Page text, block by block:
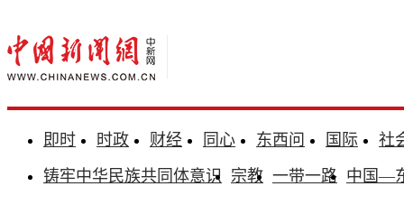
即时 时政 财经 同心 东西问 国际
社
铸牢中华民族共同体意识 宗教 一带一路 中国—